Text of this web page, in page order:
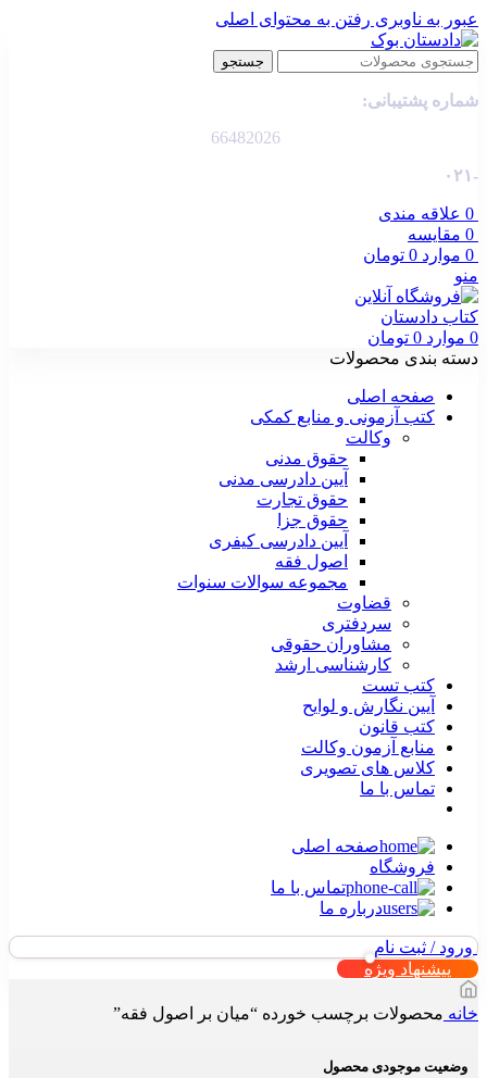
عبور به ناوبری رفتن به محتوای اصلی
جستجو
شماره پشتیبانی:
66482026
-۰۲۱
0 علاقه مندی
0 مقایسه
0 موارد 0 تومان
منو
0 موارد 0 تومان
دسته بندی محصولات
صفحه اصلی
کتب آزمونی و منابع کمکی
وکالت
حقوق مدنی
آیین دادرسی مدنی
حقوق تجارت
حقوق جزا
آیین دادرسی کیفری
اصول فقه
مجموعه سوالات سنوات
قضاوت
سردفتری
مشاوران حقوقی
کارشناسی ارشد
کتب تست
آیین نگارش و لوایح
کتب قانون
منابع آزمون وکالت
کلاس های تصویری
تماس با ما
صفحه اصلی
فروشگاه
تماس با ما
درباره ما
ورود / ثبت نام
پیشنهاد ویژه
خانه محصولات برچسب خورده “میان بر اصول فقه”
وضعیت موجودی محصول